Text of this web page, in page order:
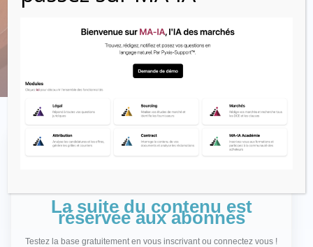
d’attribution
Code : Commande Publique
La suite du contenu est
réservée aux abonnés
Testez la base gratuitement en vous inscrivant ou connectez vous !